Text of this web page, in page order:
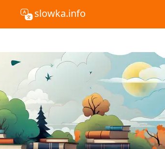
slowka.info